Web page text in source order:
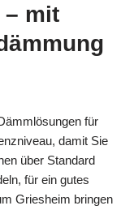
– mit
für
damit Sie
über Standard
für ein gutes
Griesheim bringen